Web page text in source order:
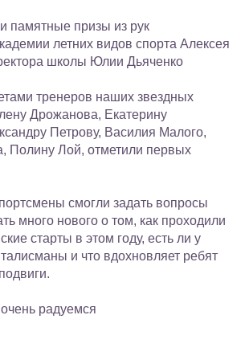
памятные призы из рук
летних видов спорта Алексея
школы Юлии Дьяченко
тренеров наших звездных
Дрожанова, Екатерину
Петрову, Василия Малого,
Полину Лой, отметили первых
смогли задать вопросы
много нового о том, как проходили
старты в этом году, есть ли у
и что вдохновляет ребят
радуемся